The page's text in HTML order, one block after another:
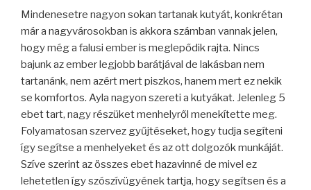
Mindenesetre nagyon sokan tartanak kutyát, konkrétan
már a nagyvárosokban is akkora számban vannak jelen,
hogy még a falusi ember is meglepődik rajta. Nincs
bajunk az ember legjobb barátjával de lakásban nem
tartanánk, nem azért mert piszkos, hanem mert ez nekik
se komfortos. Ayla nagyon szereti a kutyákat. Jelenleg 5
ebet tart, nagy részüket menhelyről menekítette meg.
Folyamatosan szervez gyűjtéseket, hogy tudja segíteni
így segítse a menhelyeket és az ott dolgozók munkáját.
Szíve szerint az összes ebet hazavinné de mivel ez
lehetetlen így szószívügyének tartja, hogy segítsen és a